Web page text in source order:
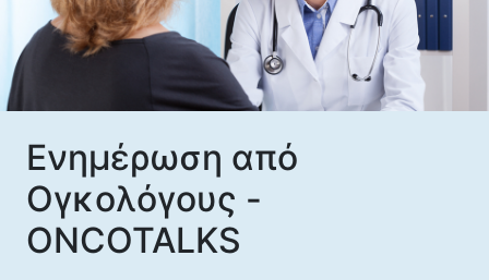
Ενημέρωση από
Ογκολόγους -
ONCOTALKS